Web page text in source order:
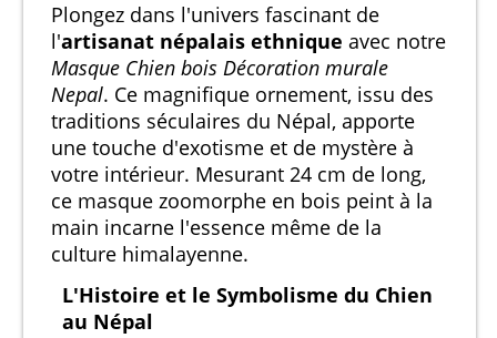
Plongez dans l'univers fascinant de
l'artisanat népalais ethnique avec notre
Masque Chien bois Décoration murale
Nepal. Ce magnifique ornement, issu des
traditions séculaires du Népal, apporte
une touche d'exotisme et de mystère à
votre intérieur. Mesurant 24 cm de long,
ce masque zoomorphe en bois peint à la
main incarne l'essence même de la
culture himalayenne.
L'Histoire et le Symbolisme du Chien
au Népal